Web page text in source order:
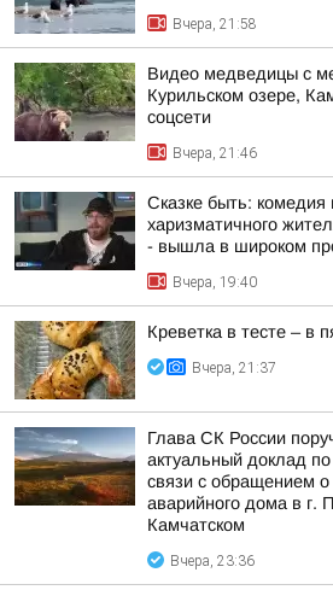
Вчера, 21:58
Видео медведицы с
Курильском озере,
соцсети
Вчера, 21:46
Сказке быть: комедия
харизматичного
- вышла в широком
Вчера, 19:40
Креветка в тесте – в
Вчера, 21:37
Глава СК России
актуальный доклад
связи с обращением о
аварийного дома в г.
Камчатском
Вчера, 23:36